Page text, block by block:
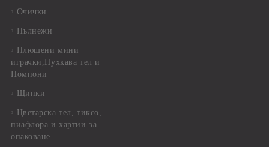
Очички
Пълнежи
Плюшени мини
играчки,Пухкава тел и
Помпони
Щипки
Цветарска тел, тиксо,
пиафлора и хартии за
опаковане